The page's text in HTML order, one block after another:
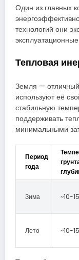
Один из главных
технологий они
Тепловая
Земля —
используют её
стабильную
поддерживать
минимальными
Период
года
Зима ~10-
Лето ~10-